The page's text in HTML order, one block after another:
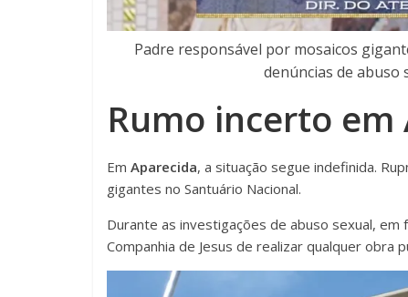
Padre responsável por mosaicos
denúncias de
Rumo incerto em
Em Aparecida, a situação segue indefinida.
gigantes no Santuário Nacional.
Durante as investigações de abuso sexual,
Companhia de Jesus de realizar qualquer obra